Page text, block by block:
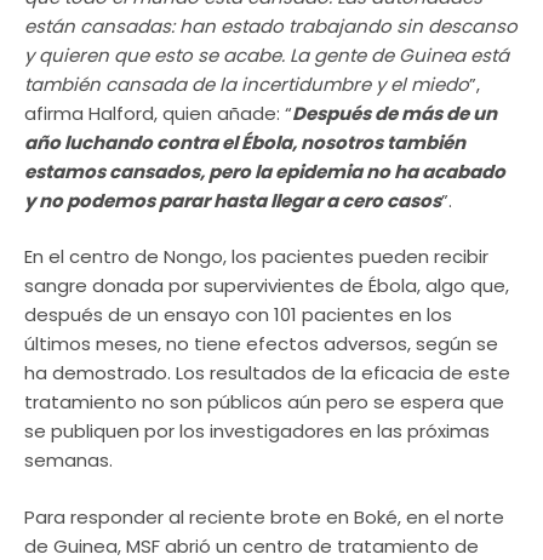
están cansadas: han estado trabajando sin descanso
y quieren que esto se acabe. La gente de Guinea está
también cansada de la incertidumbre y el miedo”,
afirma Halford, quien añade: “Después de más de un
año luchando contra el Ébola, nosotros también
estamos cansados, pero la epidemia no ha acabado
y no podemos parar hasta llegar a cero casos”.
En el centro de Nongo, los pacientes pueden recibir
sangre donada por supervivientes de Ébola, algo que,
después de un ensayo con 101 pacientes en los
últimos meses, no tiene efectos adversos, según se
ha demostrado. Los resultados de la eficacia de este
tratamiento no son públicos aún pero se espera que
se publiquen por los investigadores en las próximas
semanas.
Para responder al reciente brote en Boké, en el norte
de Guinea, MSF abrió un centro de tratamiento de